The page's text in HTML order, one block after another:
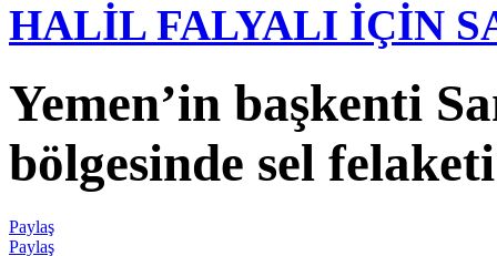
HALİL FALYALI İÇİN
Yemen’in başkenti
bölgesinde sel felaketi
Paylaş
Paylaş